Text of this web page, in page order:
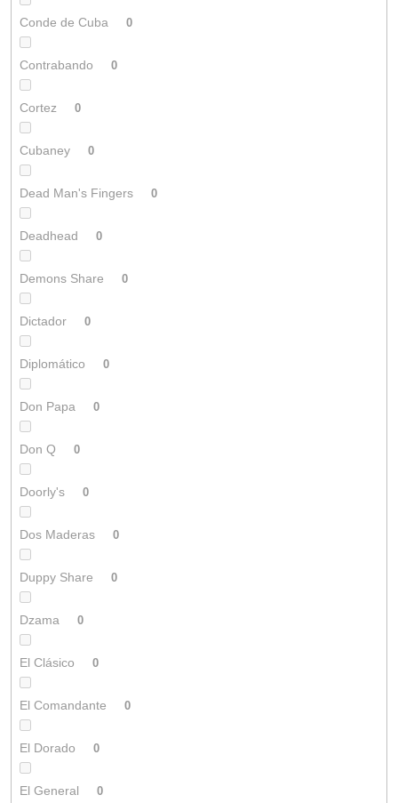
Conde de Cuba 0
Contrabando 0
Cortez 0
Cubaney 0
Dead Man's Fingers 0
Deadhead 0
Demons Share 0
Dictador 0
Diplomático 0
Don Papa 0
Don Q 0
Doorly's 0
Dos Maderas 0
Duppy Share 0
Dzama 0
El Clásico 0
El Comandante 0
El Dorado 0
El General 0